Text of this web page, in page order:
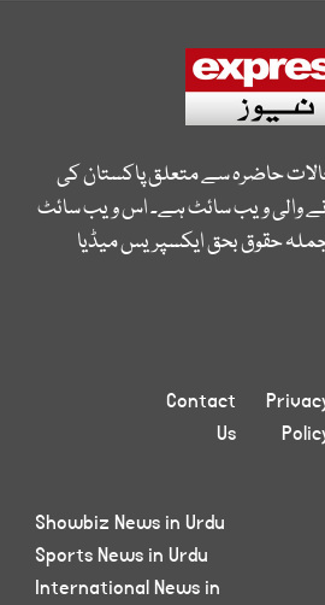
حاضرہ سے متعلق پاکستان کی
والی ویب سائٹ ہے۔ اس ویب سائٹ
جملہ حقوق بحق ایکسپریس میڈیا
Contact
Us
Showbiz News in Urdu
Sports News in Urdu
International News in